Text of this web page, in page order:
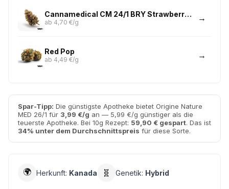
Cannamedical CM 24/1 BRY Strawberry OG
ab 4,70 €/g
Red Pop
ab 4,49 €/g
Spar-Tipp: Die günstigste Apotheke bietet Origine Nature
MED 26/1 für 3,99 €/g an — 5,99 €/g günstiger als die
teuerste Apotheke. Bei 10g Rezept: 59,90 € gespart. Das ist
34% unter dem Durchschnittspreis für diese Sorte.
🌍 Herkunft: Kanada 🧬 Genetik: Hybrid